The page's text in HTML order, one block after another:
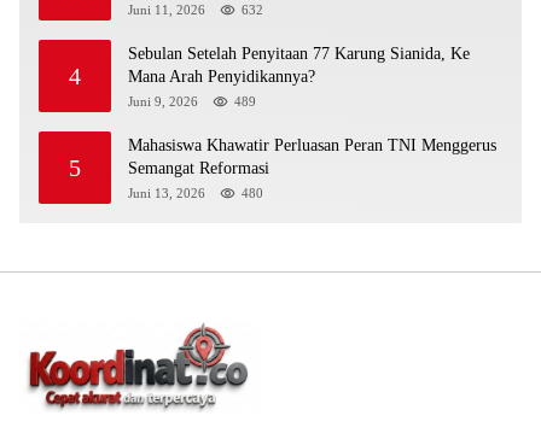
Juni 11, 2026 632
4
Sebulan Setelah Penyitaan 77 Karung Sianida, Ke
Mana Arah Penyidikannya?
Juni 9, 2026 489
5
Mahasiswa Khawatir Perluasan Peran TNI Menggerus
Semangat Reformasi
Juni 13, 2026 480